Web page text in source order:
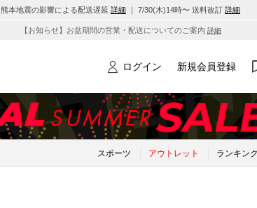
熊本地震の影響による配送遅延 詳細 ｜ 7/30(木)14時〜 送料改訂 詳細
【お知らせ】お盆期間の営業・配送についてのご案内 詳細
ログイン 新規会員登録
スポーツ アウトレット ランキン